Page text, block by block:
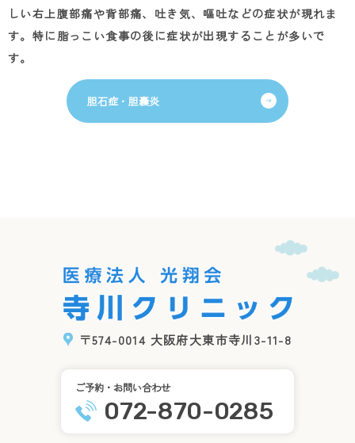
しい右上腹部痛や背部痛、吐き気、嘔吐などの症状が現れま
す。特に脂っこい食事の後に症状が出現することが多いで
す。
胆石症・胆嚢炎
〒574-0014 大阪府大東市寺川3-11-8
ご予約・お問い合わせ
072-870-0285